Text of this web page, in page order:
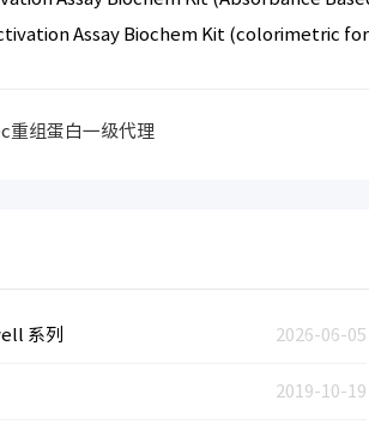
Assay Biochem Kit (colorimetric
重组蛋白一级代理
2026-06-05
系列
2019-10-19